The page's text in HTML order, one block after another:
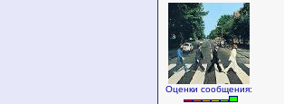
Оценки сообщения: